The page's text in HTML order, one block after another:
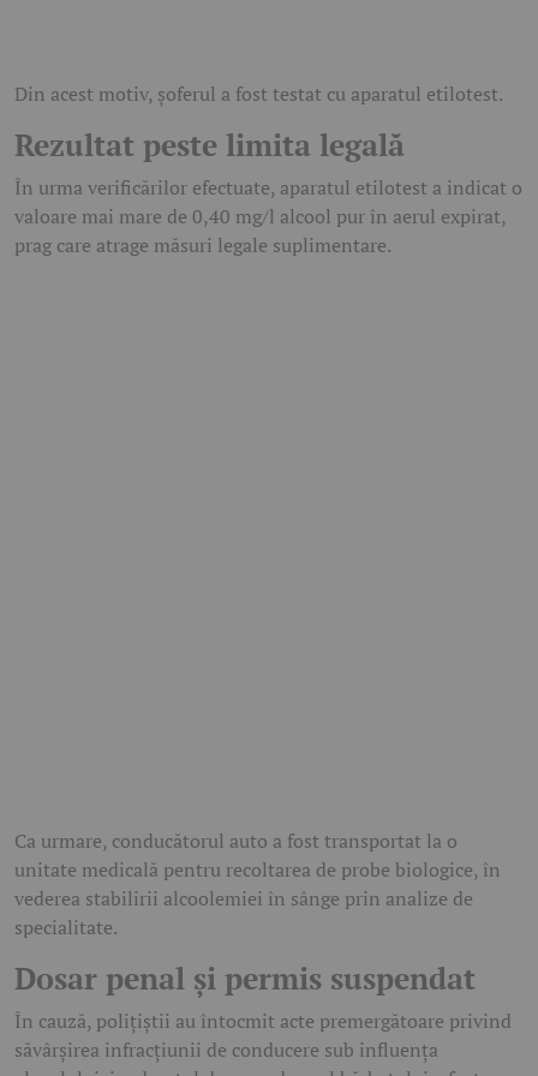
Din acest motiv, șoferul a fost testat cu aparatul etilotest.
Rezultat peste limita legală
În urma verificărilor efectuate, aparatul etilotest a indicat o
valoare mai mare de 0,40 mg/l alcool pur în aerul expirat,
prag care atrage măsuri legale suplimentare.
Ca urmare, conducătorul auto a fost transportat la o
unitate medicală pentru recoltarea de probe biologice, în
vederea stabilirii alcoolemiei în sânge prin analize de
specialitate.
Dosar penal și permis suspendat
În cauză, polițiștii au întocmit acte premergătoare privind
săvârșirea infracțiunii de conducere sub influența